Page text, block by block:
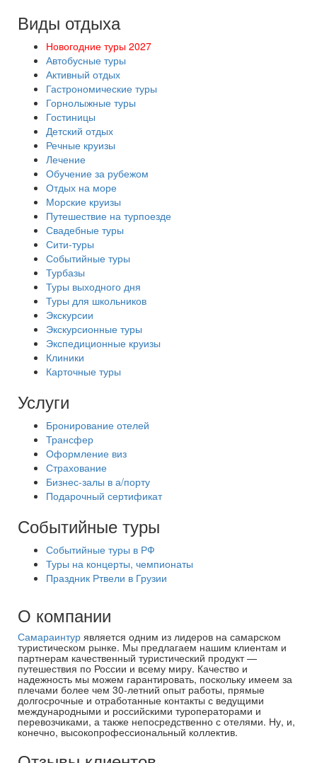
Виды отдыха
Новогодние туры 2027
Автобусные туры
Активный отдых
Гастрономические туры
Горнолыжные туры
Гостиницы
Детский отдых
Речные круизы
Лечение
Обучение за рубежом
Отдых на море
Морские круизы
Путешествие на турпоезде
Свадебные туры
Сити-туры
Событийные туры
Турбазы
Туры выходного дня
Туры для школьников
Экскурсии
Экскурсионные туры
Экспедиционные круизы
Клиники
Карточные туры
Услуги
Бронирование отелей
Трансфер
Оформление виз
Страхование
Бизнес-залы в а/порту
Подарочный сертификат
Событийные туры
Событийные туры в РФ
Туры на концерты, чемпионаты
Праздник Ртвели в Грузии
О компании
Самараинтур является одним из лидеров на самарском
туристическом рынке. Мы предлагаем нашим клиентам и
партнерам качественный туристический продукт —
путешествия по России и всему миру. Качество и
надежность мы можем гарантировать, поскольку имеем за
плечами более чем 30-летний опыт работы, прямые
долгосрочные и отработанные контакты с ведущими
международными и российскими туроператорами и
перевозчиками, а также непосредственно с отелями. Ну, и,
конечно, высокопрофессиональный коллектив.